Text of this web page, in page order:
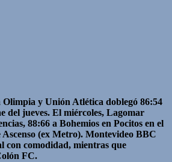
Olimpia y Unión Atlética doblegó 86:54
del jueves. El miércoles, Lagomar
88:66 a Bohemios en Pocitos en el
(ex Metro). Montevideo BBC
con comodidad, mientras que
FC.